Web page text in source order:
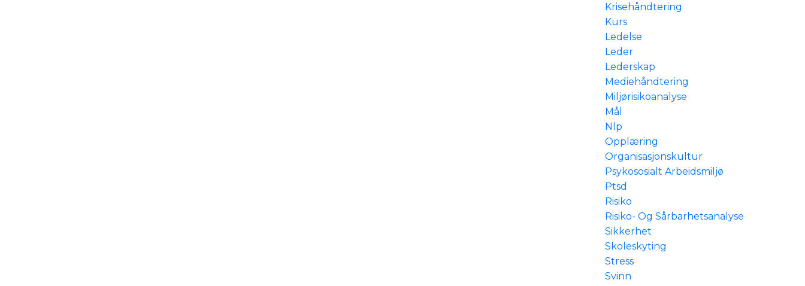
Krisehåndtering
Kurs
Ledelse
Leder
Lederskap
Mediehåndtering
Miljørisikoanalyse
Mål
Nlp
Opplæring
Organisasjonskultur
Psykososialt Arbeidsmiljø
Ptsd
Risiko
Risiko- Og Sårbarhetsanalyse
Sikkerhet
Skoleskyting
Stress
Svinn